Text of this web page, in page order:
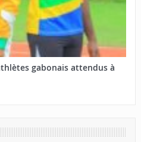
gabonais attendus à